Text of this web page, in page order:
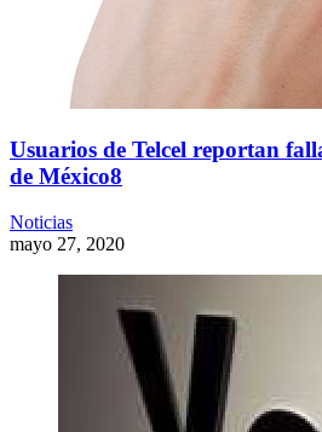
Usuarios de Telcel reportan
de México8
Noticias
mayo 27, 2020